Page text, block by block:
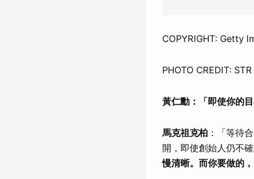
COPYRIGHT: Getty
PHOTO CREDIT: STR
黃仁勳：「即使你的
馬克祖克柏 ：「等待
開，即使創始人仍不
慢清晰。而你要做的